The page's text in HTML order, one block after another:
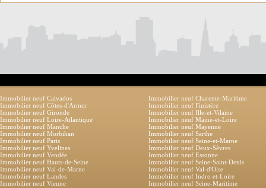
Immobilier neuf Calvados
Immobilier neuf Charente-Maritime
Immobilier neuf Côtes-d'Armor
Immobilier neuf Finistère
Immobilier neuf Gironde
Immobilier neuf Ille-et-Vilaine
Immobilier neuf Loire-Atlantique
Immobilier neuf Maine-et-Loire
Immobilier neuf Manche
Immobilier neuf Mayenne
Immobilier neuf Morbihan
Immobilier neuf Sarthe
Immobilier neuf Paris
Immobilier neuf Seine-et-Marne
Immobilier neuf Yvelines
Immobilier neuf Deux-Sèvres
Immobilier neuf Vendée
Immobilier neuf Essonne
Immobilier neuf Hauts-de-Seine
Immobilier neuf Seine-Saint-Denis
Immobilier neuf Val-de-Marne
Immobilier neuf Val-d'Oise
Immobilier neuf Landes
Immobilier neuf Indre-et-Loire
Immobilier neuf Vienne
Immobilier neuf Seine-Maritime